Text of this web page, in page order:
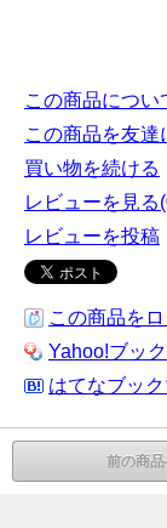
この商品につい
この商品を友達
買い物を続ける
レビューを見る
レビューを投稿
この商品を
Yahoo!ブッ
はてなブッ
前の商品